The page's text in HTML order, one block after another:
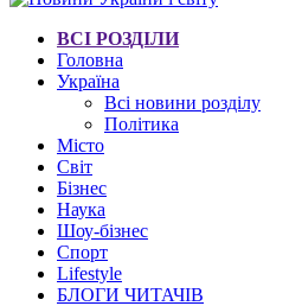
ВСІ РОЗДІЛИ
Головна
Україна
Всі новини розділу
Політика
Місто
Світ
Бізнес
Наука
Шоу-бізнес
Спорт
Lifestyle
БЛОГИ ЧИТАЧІВ